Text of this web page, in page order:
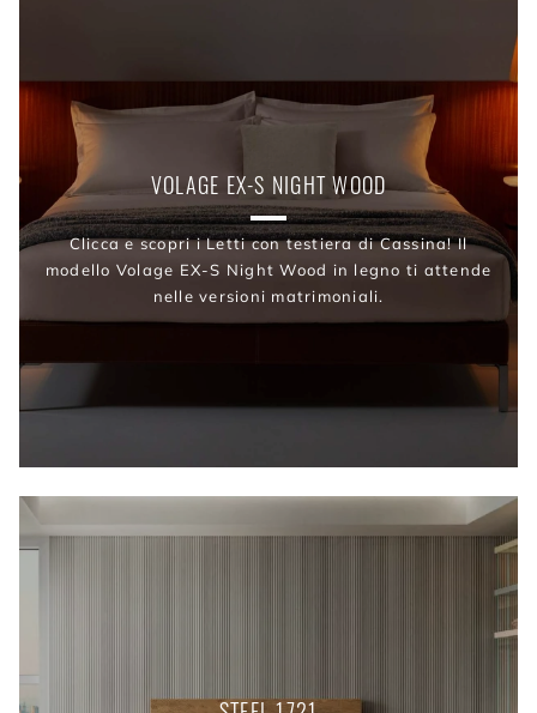
VOLAGE EX-S NIGHT WOOD
Clicca e scopri i Letti con testiera di Cassina! Il
modello Volage EX-S Night Wood in legno ti attende
nelle versioni matrimoniali.